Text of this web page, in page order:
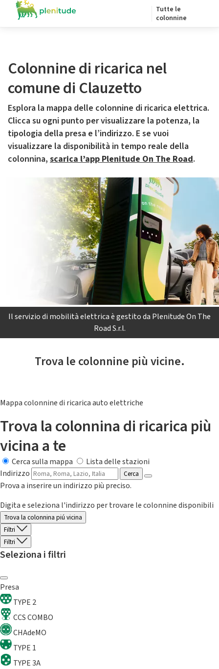
Tutte le
colonnine
Colonnine di ricarica nel
comune di Clauzetto
Esplora la mappa delle colonnine di ricarica elettrica.
Clicca su ogni punto per visualizzare la potenza, la
tipologia della presa e l’indirizzo. E se vuoi
visualizzare la disponibilità in tempo reale della
colonnina, scarica l’app Plenitude On The Road.
Il servizio di mobilità elettrica è gestito da Plenitude On The
Road S.r.l.
Trova le colonnine più vicine.
Mappa colonnine di ricarica auto elettriche
Trova la colonnina di ricarica più
vicina a te
Cerca sulla mappa
Lista delle stazioni
Indirizzo
Cerca
Prova a inserire un indirizzo più preciso.
Digita e seleziona l'indirizzo per trovare le colonnine disponibili
Trova la colonnina piú vicina
Filtri
Filtri
Seleziona i filtri
Presa
TYPE 2
CCS COMBO
CHAdeMO
TYPE 1
TYPE 3A